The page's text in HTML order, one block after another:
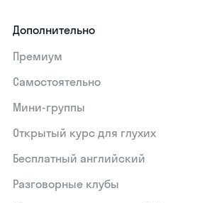
Дополнительно
Премиум
Самостоятельно
Мини-группы
Открытый курс для глухих
Бесплатный английский
Разговорные клубы